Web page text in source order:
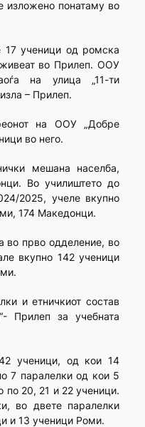
изложено понатаму во
17 ученици од ромска
во Прилеп. ООУ
на улица „11-ти
– Прилеп.
на ООУ „Добре
во него.
мешана населба,
Во училиштето до
2025, учеле вкупно
174 Македонци.
во прво одделение, во
вкупно 142 ученици
и етничкиот состав
Прилеп за учебната
ученици, од кои 14
7 паралелки од кои 5
по 20, 21 и 22 ученици.
во двете паралелки
и 13 ученици Роми.